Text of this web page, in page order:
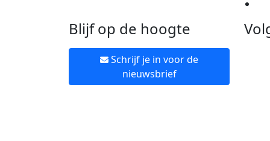
Blijf op de hoogte
Schrijf je in voor de
nieuwsbrief